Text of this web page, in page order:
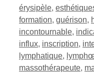
érysipèle,
formation, guérison,
incontournable,
influx, inscription,
lymphatique,
massothérapeute,